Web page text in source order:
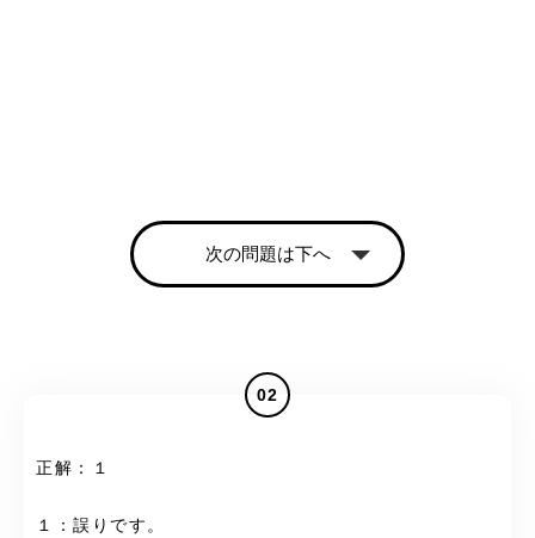
次の問題は下へ
02
正解：１
１：誤りです。